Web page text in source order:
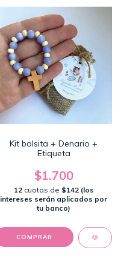
Kit bolsita + Denario +
Etiqueta
$1.700
12 cuotas de $142 (los
intereses serán aplicados por
tu banco)
COMPRAR